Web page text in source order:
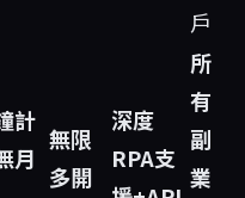
戶
計
月
無限
多開
深度
RPA支
所
有
副
業